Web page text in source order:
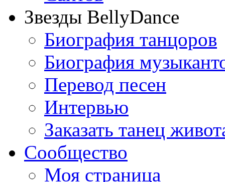
Звезды BellyDance
Биография танцоров
Биография
Перевод песен
Интервью
Заказать танец
Сообщество
Моя страница